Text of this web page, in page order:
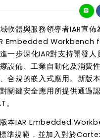
軟體與服務領導者IAR宣佈
Embedded Workbench
進一步深化IAR對支持開發人
設備、工業自動化及消費
合規的嵌入式應用。新版本
關鍵安全應用所提供通過認
。
本IAR Embedded
準規範， 並加入對於